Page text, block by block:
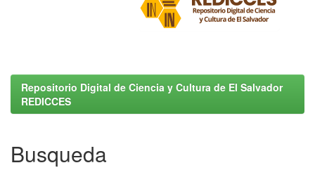
Repositorio Digital de Ciencia y Cultura de El Salvador
REDICCES
Busqueda